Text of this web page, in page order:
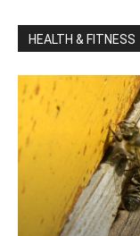
HEALTH & FITNESS